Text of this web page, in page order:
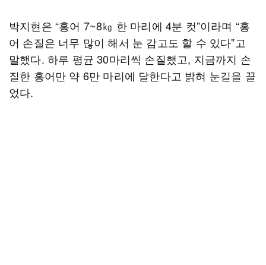
박지현은 “홍어 7~8㎏ 한 마리에 4분 컷”이라며 “홍
어 손질은 너무 많이 해서 눈 감고도 할 수 있다”고
말했다. 하루 평균 30마리씩 손질했고, 지금까지 손
질한 홍어만 약 6만 마리에 달한다고 밝혀 눈길을 끌
었다.